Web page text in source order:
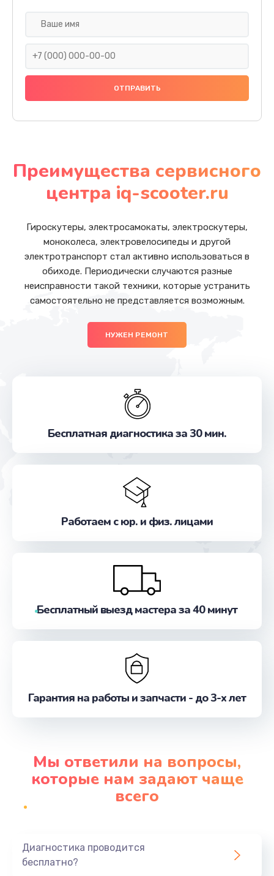
Преимущества сервисного
центра iq-scooter.ru
Гироскутеры, электросамокаты, электроскутеры,
моноколеса, электровелосипеды и другой
электротранспорт стал активно использоваться в
обиходе. Периодически случаются разные
неисправности такой техники, которые устранить
самостоятельно не представляется возможным.
НУЖЕН РЕМОНТ
Бесплатная диагностика за 30 мин.
Работаем с юр. и физ. лицами
Бесплатный выезд мастера за 40 минут
Гарантия на работы и запчасти - до 3-х лет
Мы ответили на вопросы,
которые нам задают чаще
всего
Диагностика проводится
бесплатно?